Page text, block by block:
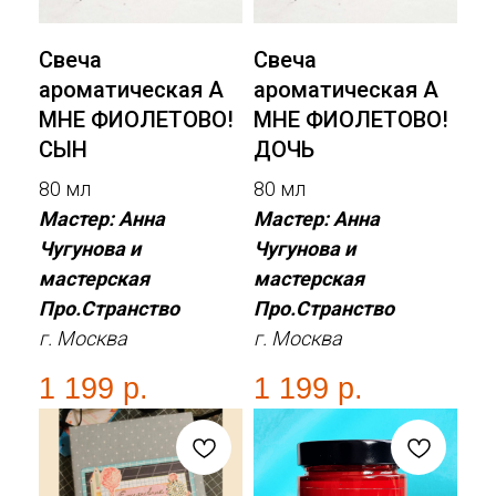
Свеча
ароматическая А
МНЕ ФИОЛЕТОВО!
СЫН
80 мл
Мастер: Анна
Чугунова и
мастерская
Про.Странство
г. Москва
1 199 р.
Свеча
ароматическая А
МНЕ ФИОЛЕТОВО!
ДОЧЬ
80 мл
Мастер: Анна
Чугунова и
мастерская
Про.Странство
г. Москва
1 199 р.